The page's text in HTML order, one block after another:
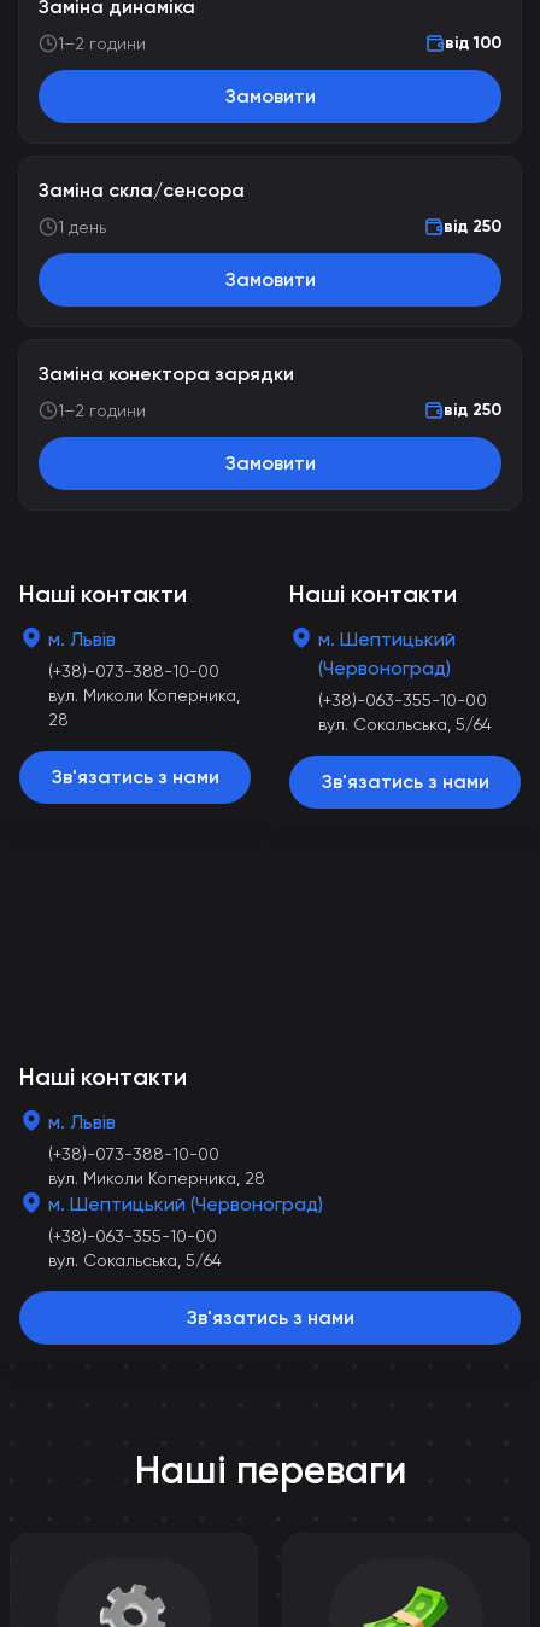
Заміна динаміка
1–2 години від 100
Замовити
Заміна скла/сенсора
1 день від 250
Замовити
Заміна конектора зарядки
1–2 години від 250
Замовити
Наші контакти
м. Львів
(+38)-073-388-10-00
вул. Миколи Коперника,
28
Зв'язатись з нами
Наші контакти
м. Шептицький
(Червоноград)
(+38)-063-355-10-00
вул. Сокальська, 5/64
Зв'язатись з нами
Наші контакти
м. Львів
(+38)-073-388-10-00
вул. Миколи Коперника, 28
м. Шептицький (Червоноград)
(+38)-063-355-10-00
вул. Сокальська, 5/64
Зв'язатись з нами
Наші переваги